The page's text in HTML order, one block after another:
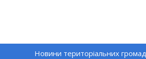
Новини територіальних громад